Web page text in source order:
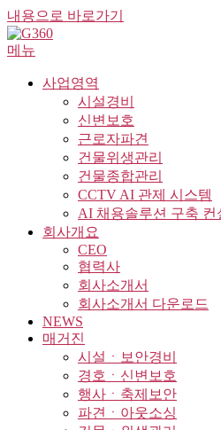
내용으로 바로가기
메뉴
사업영역
시설경비
신변보호
근로자파견
건물위생관리
건물종합관리
CCTV AI 관제 시스템
AI 채용솔루션 구축 컨
회사개요
CEO
협력사
회사소개서
회사소개서 다운로드
NEWS
매거진
시설ㆍ보안경비
경호ㆍ신변보호
행사ㆍ축제보안
파견ㆍ아웃소싱